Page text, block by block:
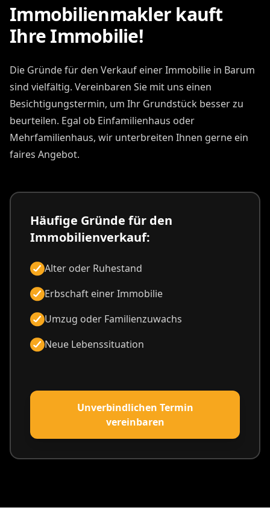
Immobilienmakler kauft
Ihre Immobilie!
Die Gründe für den Verkauf einer Immobilie in Barum
sind vielfältig. Vereinbaren Sie mit uns einen
Besichtigungstermin, um Ihr Grundstück besser zu
beurteilen. Egal ob Einfamilienhaus oder
Mehrfamilienhaus, wir unterbreiten Ihnen gerne ein
faires Angebot.
Häufige Gründe für den
Immobilienverkauf:
Alter oder Ruhestand
Erbschaft einer Immobilie
Umzug oder Familienzuwachs
Neue Lebenssituation
Unverbindlichen Termin
vereinbaren